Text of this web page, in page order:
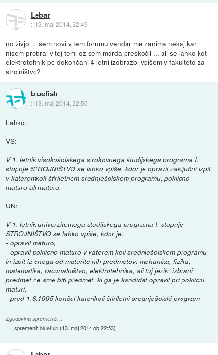
Lebar
:: 13. maj 2014, 22:49
no živjo ... sem novi v tem forumu vendar me zanima nekaj kar
nisem prebral v tej temi oz sem morda preskočil ... ali se lahko kot
elektrotehnik po dokončani 4 letni izobrazbi vpišem v fakulteto za
strojništvo?
bluefish
:: 13. maj 2014, 22:50
Lahko.
VS:
V 1. letnik visokošolskega strokovnega študijskega programa I.
stopnje STROJNIŠTVO se lahko vpiše, kdor je opravil zaključni izpit
v kateremkoli štiriletnem srednješolskem programu, poklicno
maturo ali maturo.
UN:
V 1. letnik univerzitetnega študijskega programa I. stopnje
STROJNIŠTVO se lahko vpiše, kdor je:
- opravil maturo,
- opravil poklicno maturo v katerem koli srednješolskem programu
in izpit iz enega od maturitetnih predmetov: mehanika, fizika,
matematika, računalništvo, elektrotehnika, ali tuj jezik; izbrani
predmet ne sme biti predmet, ki ga je kandidat opravil pri poklicni
maturi,
- pred 1.6.1995 končal katerikoli štiriletni srednješolski program.
Zgodovina sprememb…
spremenil:bluefish(13. maj 2014 ob 22:53)